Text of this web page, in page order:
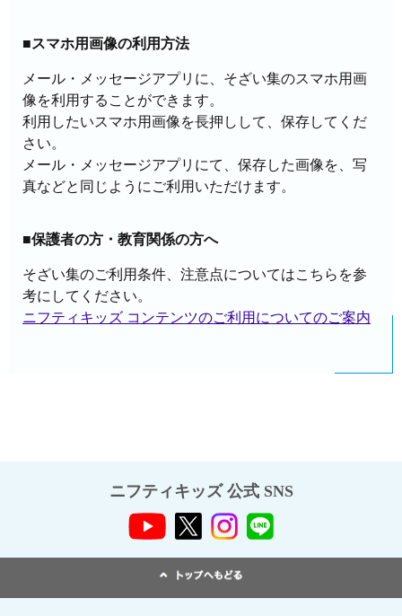
■スマホ用画像の利用方法
メール・メッセージアプリに、そざい集のスマホ用画
像を利用することができます。
利用したいスマホ用画像を長押しして、保存してくだ
さい。
メール・メッセージアプリにて、保存した画像を、写
真などと同じようにご利用いただけます。
■保護者の方・教育関係の方へ
そざい集のご利用条件、注意点についてはこちらを参
考にしてください。
ニフティキッズ コンテンツのご利用についてのご案内
ニフティキッズ 公式 SNS